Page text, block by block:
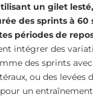
un gilet
des sprints à 60
périodes de
intégrer des
des sprints
ou des levées
un